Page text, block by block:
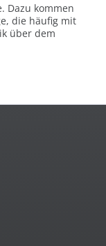
Dazu kommen
die häufig mit
über dem